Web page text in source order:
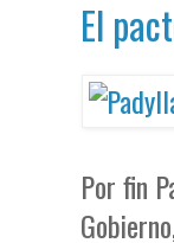
El
Por fin